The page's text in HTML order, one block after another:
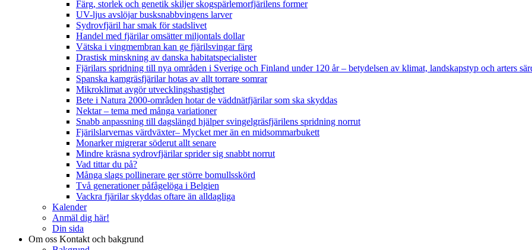
Färg, storlek och genetik skiljer skogspärlemorfjärilens former
UV-ljus avslöjar busksnabbvingens larver
Sydrovfjäril har smak för stadslivet
Handel med fjärilar omsätter miljontals dollar
Vätska i vingmembran kan ge fjärilsvingar färg
Drastisk minskning av danska habitatspecialister
Fjärilars spridning till nya områden i Sverige och Finland under 120 år– betydelsen av klimat, landskapstyp och arters
Spanska kamgräsfjärilar hotas av allt torrare somrar
Mikroklimat avgör utvecklingshastighet
Bete i Natura 2000-områden hotar de väddnätfjärilar som ska skyddas
Nektar – tema med många variationer
Snabb anpassning till dagslängd hjälper svingelgräsfjärilens spridning norrut
Fjärilslarvernas värdväxter– Mycket mer än en midsommarbukett
Monarker migrerar söderut allt senare
Mindre kräsna sydrovfjärilar sprider sig snabbt norrut
Vad tittar du på?
Många slags pollinerare ger större bomullsskörd
Två generationer påfågelöga i Belgien
Vackra fjärilar skyddas oftare än alldagliga
Kalender
Anmäl dig här!
Din sida
Om oss Kontakt och bakgrund